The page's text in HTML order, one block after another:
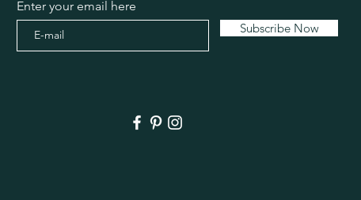
Enter your email here
Subscribe Now